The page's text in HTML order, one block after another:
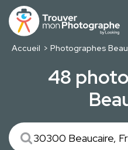
Accueil Photographes
48